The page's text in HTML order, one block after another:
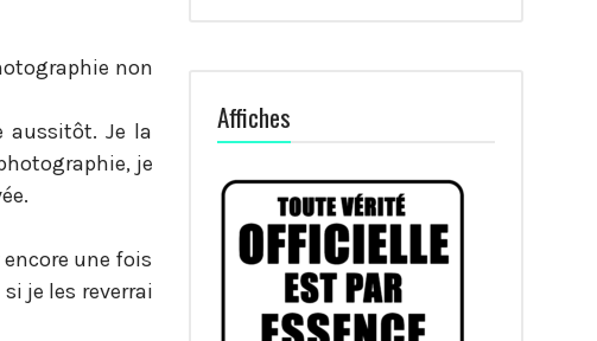
non
aussitôt. Je la
je
une fois
je les reverrai
Affiches